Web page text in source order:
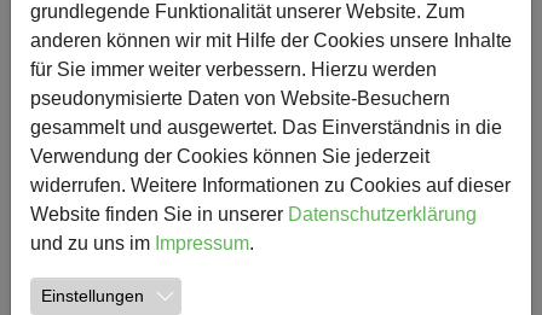
NEWS
Kinderredakteurin des
Hellweger Anzeigers im
Unterricht
17.11.2016 Südschule Aktuelles Hellweger Anzeiger
grundlegende Funktionalität unserer Website. Zum
anderen können wir mit Hilfe der Cookies unsere Inhalte
für Sie immer weiter verbessern. Hierzu werden
pseudonymisierte Daten von Website-Besuchern
gesammelt und ausgewertet. Das Einverständnis in die
Verwendung der Cookies können Sie jederzeit
widerrufen. Weitere Informationen zu Cookies auf dieser
Website finden Sie in unserer Datenschutzerklärung
und zu uns im Impressum.
Einstellungen